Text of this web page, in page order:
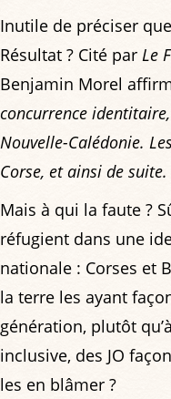
Inutile de préciser
Résultat ? Cité par Le
Benjamin Morel
concurrence
Nouvelle-Calédonie.
Corse, et ainsi de suite.
Mais à qui la faute ?
réfugient dans une
nationale : Corses et
la terre les ayant
génération, plutôt
inclusive, des JO
les en blâmer ?